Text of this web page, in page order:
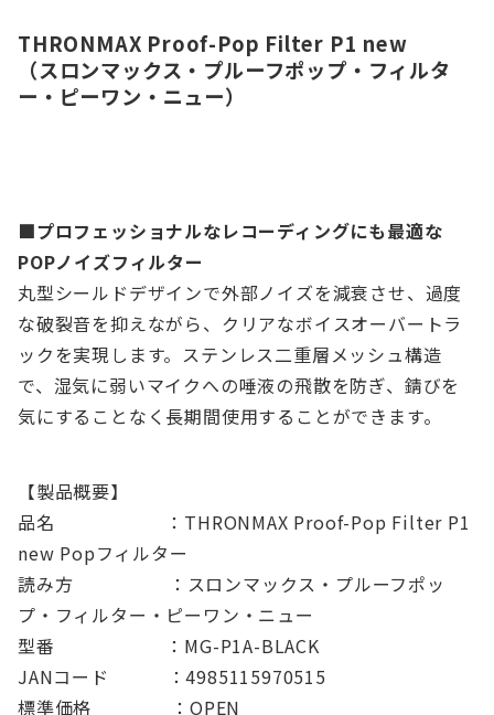
THRONMAX Proof-Pop Filter P1 new
（スロンマックス・プルーフポップ・フィルタ
ー・ピーワン・ニュー）
■プロフェッショナルなレコーディングにも最適な
POPノイズフィルター
丸型シールドデザインで外部ノイズを減衰させ、過度
な破裂音を抑えながら、クリアなボイスオーバートラ
ックを実現します。ステンレス二重層メッシュ構造
で、湿気に弱いマイクへの唾液の飛散を防ぎ、錆びを
気にすることなく長期間使用することができます。
【製品概要】
品名 ：THRONMAX Proof-Pop Filter P1
new Popフィルター
読み方 ：スロンマックス・プルーフポッ
プ・フィルター・ピーワン・ニュー
型番 ：MG-P1A-BLACK
JANコード ：4985115970515
標準価格 ：OPEN